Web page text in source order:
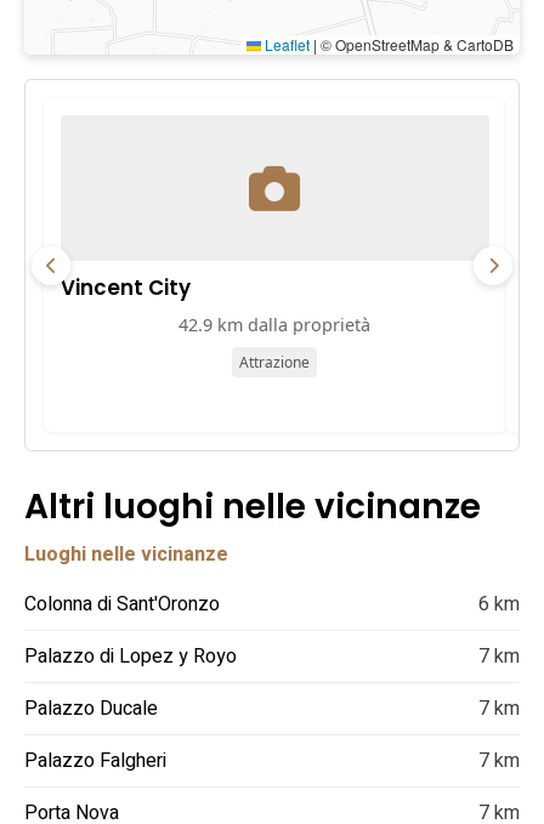
Leaflet | © OpenStreetMap & CartoDB
Vincent City
42.9 km dalla proprietà
Attrazione
Altri luoghi nelle vicinanze
Luoghi nelle vicinanze
Colonna di Sant'Oronzo
6 km
Palazzo di Lopez y Royo
7 km
Palazzo Ducale
7 km
Palazzo Falgheri
7 km
Porta Nova
7 km